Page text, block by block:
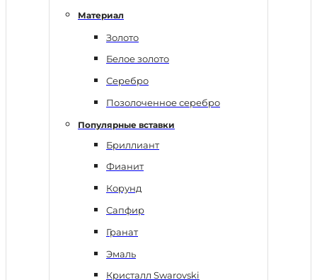
Материал
Золото
Белое золото
Серебро
Позолоченное серебро
Популярные вставки
Бриллиант
Фианит
Корунд
Сапфир
Гранат
Эмаль
Кристалл Swarovski